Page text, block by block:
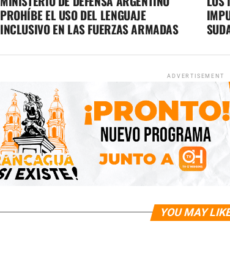
PROHÍBE EL USO DEL LENGUAJE
INCLUSIVO EN LAS FUERZAS ARMADAS
ADVERTISEMENT
YOU MAY